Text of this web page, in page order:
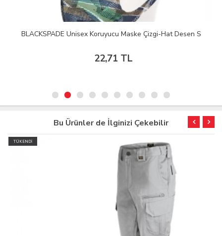
BLACKSPADE Unisex Koruyucu Maske Çizgi-Hat Desen S
22,71 TL
Bu Ürünler de İlginizi Çekebilir
TÜKENDİ